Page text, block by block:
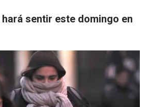
sentir este domingo en